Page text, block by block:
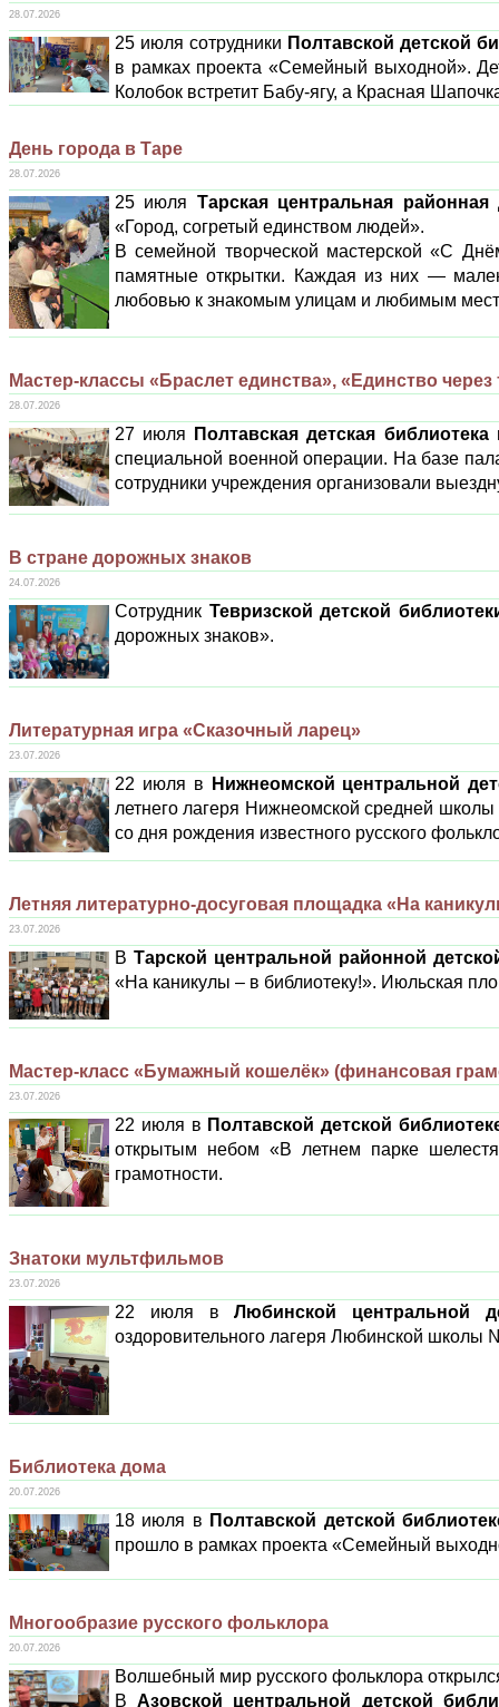
28.07.2026
25 июля сотрудники Полтавской детской
в рамках проекта «Семейный выходной».
Колобок встретит Бабу-ягу, а Красная
День города в Таре
28.07.2026
25 июля Тарская центральная районная
«Город, согретый единством людей».
В семейной творческой мастерской «С
памятные открытки. Каждая из них —
любовью к знакомым улицам и любимым
Мастер-классы «Браслет единства», «Единство через
28.07.2026
27 июля Полтавская детская библиотека
специальной военной операции. На базе
сотрудники учреждения организовали
В стране дорожных знаков
24.07.2026
Сотрудник Тевризской детской
дорожных знаков».
Литературная игра «Сказочный ларец»
23.07.2026
22 июля в
Нижнеомской центральной
летнего лагеря Нижнеомской средней
со дня рождения известного русского
Летняя литературно-досуговая площадка «На
23.07.2026
ВТарской центральной районной
«На каникулы – в библиотеку!». Июльская
Мастер-класс «Бумажный кошелёк» (финансовая
23.07.2026
22 июля в Полтавской детской
открытым небом «В летнем парке
грамотности.
Знатоки мультфильмов
23.07.2026
22 июля вЛюбинской центральной
оздоровительного лагеря Любинской школы
Библиотека дома
20.07.2026
18 июля в Полтавской детской
прошло в рамках проекта «Семейный
Многообразие русского фольклора
20.07.2026
Волшебный мир русского фольклора
ВАзовской центральной детской